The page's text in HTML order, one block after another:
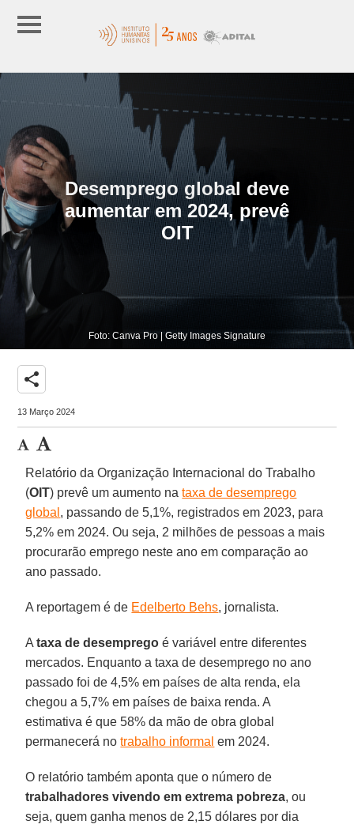
Desemprego global deve
aumentar em 2024, prevê
OIT
Foto: Canva Pro | Getty Images Signature
share
13 Março 2024
Relatório da Organização Internacional do Trabalho
(OIT) prevê um aumento nataxa de desemprego
global , passando de 5,1%, registrados em 2023, para
5,2% em 2024. Ou seja, 2 milhões de pessoas a mais
procurarão emprego neste ano em comparação ao
ano passado.
A reportagem é de Edelberto Behs, jornalista.
Ataxa de desemprego é variável entre diferentes
mercados. Enquanto a taxa de desemprego no ano
passado foi de 4,5% em países de alta renda, ela
chegou a 5,7% em países de baixa renda. A
estimativa é que 58% da mão de obra global
permanecerá notrabalho informal em 2024.
O relatório também aponta que o número de
trabalhadores vivendo em extrema pobreza, ou
seja, quem ganha menos de 2,15 dólares por dia